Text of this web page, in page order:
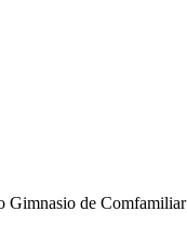
Gimnasio de Comfamiliar